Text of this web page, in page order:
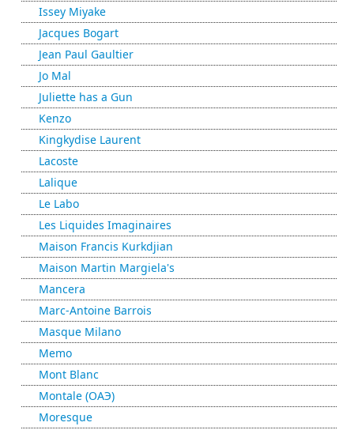
Issey Miyake
Jacques Bogart
Jean Paul Gaultier
Jo Mal
Juliette has a Gun
Kenzo
Kingkydise Laurent
Lacoste
Lalique
Le Labo
Les Liquides Imaginaires
Maison Francis Kurkdjian
Maison Martin Margiela's
Mancera
Marc-Antoine Barrois
Masque Milano
Memo
Mont Blanc
Montale (ОАЭ)
Moresque